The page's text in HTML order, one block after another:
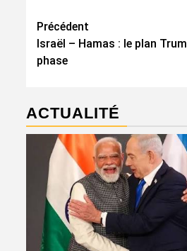
Navigation
d’article
Précédent
Israël – Hamas : le plan
phase
ACTUALITÉ